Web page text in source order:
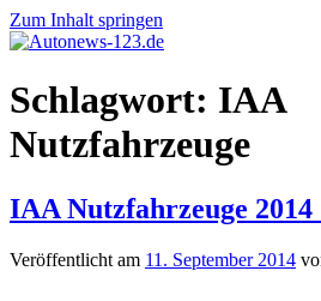
Zum Inhalt springen
Autonews-
123.de
Autonews
mit
Schlagwort: IAA
Nutzfahrzeuge
IAA Nutzfahrzeuge 2014
Veröffentlicht am 11. September 2014